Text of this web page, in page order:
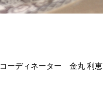
ーディネーター 金丸 利恵